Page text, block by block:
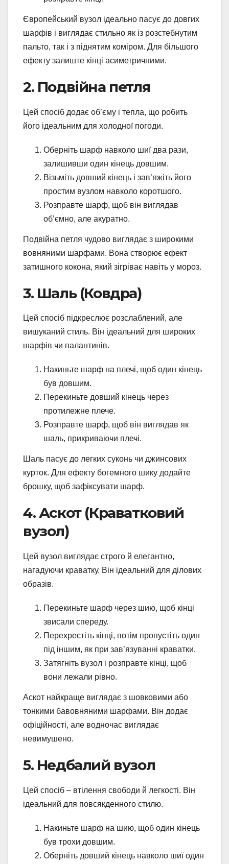
Європейський вузол ідеально пасує до довгих
шарфів і виглядає стильно як із розстебнутим
пальто, так і з піднятим коміром. Для більшого
ефекту залиште кінці асиметричними.
2. Подвійна петля
Цей спосіб додає об’єму і тепла, що робить
його ідеальним для холодної погоди.
Оберніть шарф навколо шиї два рази,
залишивши один кінець довшим.
Візьміть довший кінець і зав’яжіть його
простим вузлом навколо коротшого.
Розправте шарф, щоб він виглядав
об’ємно, але акуратно.
Подвійна петля чудово виглядає з широкими
вовняними шарфами. Вона створює ефект
затишного кокона, який зігріває навіть у мороз.
3. Шаль (Ковдра)
Цей спосіб підкреслює розслаблений, але
вишуканий стиль. Він ідеальний для широких
шарфів чи палантинів.
Накиньте шарф на плечі, щоб один кінець
був довшим.
Перекиньте довший кінець через
протилежне плече.
Розправте шарф, щоб він виглядав як
шаль, прикриваючи плечі.
Шаль пасує до легких суконь чи джинсових
курток. Для ефекту богемного шику додайте
брошку, щоб зафіксувати шарф.
4. Аскот (Краватковий
вузол)
Цей вузол виглядає строго й елегантно,
нагадуючи краватку. Він ідеальний для ділових
образів.
Перекиньте шарф через шию, щоб кінці
звисали спереду.
Перехрестіть кінці, потім пропустіть один
під іншим, як при зав’язуванні краватки.
Затягніть вузол і розправте кінці, щоб
вони лежали рівно.
Аскот найкраще виглядає з шовковими або
тонкими бавовняними шарфами. Він додає
офіційності, але водночас виглядає
невимушено.
5. Недбалий вузол
Цей спосіб – втілення свободи й легкості. Він
ідеальний для повсякденного стилю.
Накиньте шарф на шию, щоб один кінець
був трохи довшим.
Оберніть довший кінець навколо шиї один